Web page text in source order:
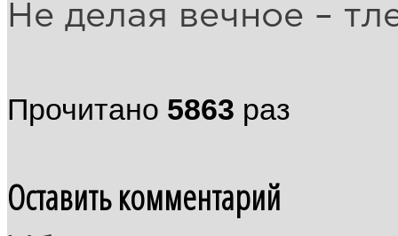
Не делая вечное –
Прочитано 5863 раз
Оставить комментарий